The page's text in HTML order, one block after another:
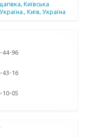
Київська
Київ, Україна
44-96
43-16
10-05